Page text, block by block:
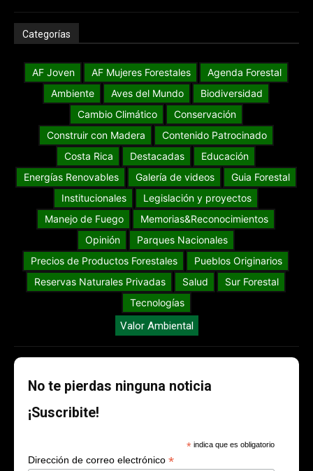
Categorías
AF Joven AF Mujeres Forestales
Agenda Forestal
Ambiente
Aves del Mundo
Biodiversidad
Cambio Climático
Conservación
Construir con Madera
Contenido Patrocinado
Costa Rica
Destacadas
Educación
Energías Renovables
Galería de videos
Guia Forestal
Institucionales
Legislación y proyectos
Manejo de Fuego
Memorias&Reconocimientos
Opinión
Parques Nacionales
Precios de Productos Forestales
Pueblos Originarios
Reservas Naturales Privadas
Salud
Sur Forestal
Tecnologías
Valor Ambiental
No te pierdas ninguna noticia
¡Suscribite!
* indica que es obligatorio
Dirección de correo electrónico *